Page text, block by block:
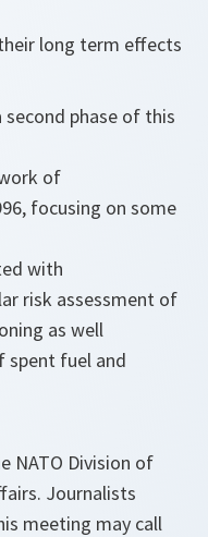
long term effects
second phase of this
of
focusing on some
with
risk assessment of
as well
spent fuel and
NATO Division of
Journalists
meeting may call